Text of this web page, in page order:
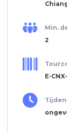
Min.
2
E-
Tijden